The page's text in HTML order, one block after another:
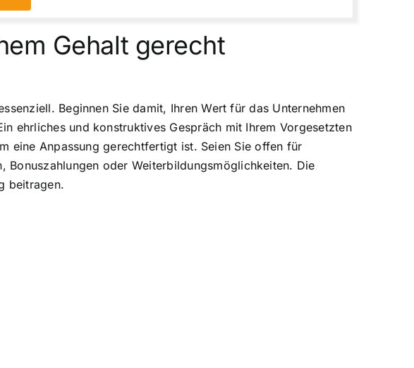
Gehalt gerecht
Beginnen Sie damit, Ihren Wert für das Unternehmen
ehrliches und konstruktives Gespräch mit Ihrem Vorgesetzten
eine Anpassung gerechtfertigt ist. Seien Sie offen für
oder Weiterbildungsmöglichkeiten. Die
beitragen.